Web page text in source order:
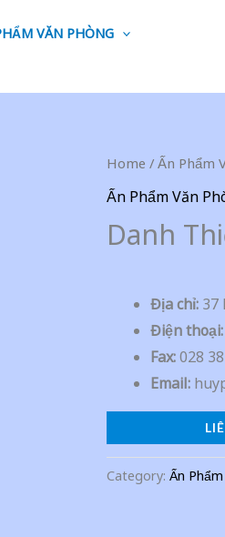
VĂN PHÒNG
Home / Ấn Phẩm
Ấn Phẩm Văn
Danh
Địa chỉ: 37
Điện thoại:
Fax:028
Email:
Category: Ấn